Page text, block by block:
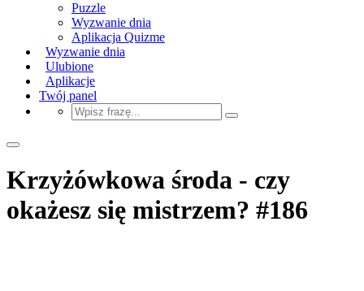
Puzzle
Wyzwanie dnia
Aplikacja Quizme
Wyzwanie dnia
Ulubione
Aplikacje
Twój panel
Krzyżówkowa środa - czy
okażesz się mistrzem? #186